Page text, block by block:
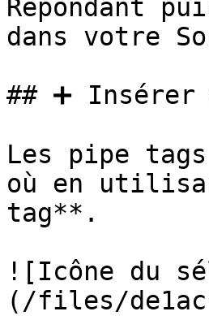
Répondant
dans votre
## ➕
Les pipe
où en
tag**.
![Icône du
(/files/